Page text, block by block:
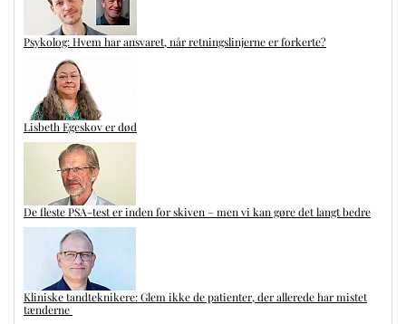
Psykolog: Hvem har ansvaret, når retningslinjerne er forkerte?
Lisbeth Egeskov er død
De fleste PSA-test er inden for skiven – men vi kan gøre det langt bedre
Kliniske tandteknikere: Glem ikke de patienter, der allerede har mistet
tænderne